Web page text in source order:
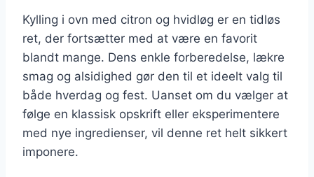
Kylling i ovn med citron og hvidløg er en tidløs
ret, der fortsætter med at være en favorit
blandt mange. Dens enkle forberedelse, lækre
smag og alsidighed gør den til et ideelt valg til
både hverdag og fest. Uanset om du vælger at
følge en klassisk opskrift eller eksperimentere
med nye ingredienser, vil denne ret helt sikkert
imponere.